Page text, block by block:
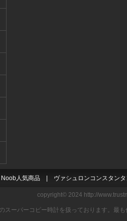
Noob人気商品 ヴァシュロンコンスタン
copyright© 2024 http://
スーパーコピー時計を扱っております。最